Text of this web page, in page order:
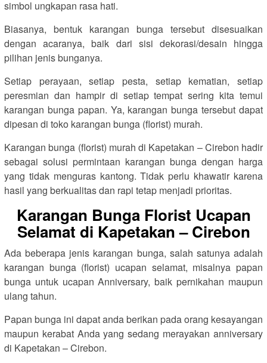
simbol ungkapan rasa hati.
Biasanya, bentuk karangan bunga tersebut disesuaikan
dengan acaranya, baik dari sisi dekorasi/desain hingga
pilihan jenis bunganya.
Setiap perayaan, setiap pesta, setiap kematian, setiap
peresmian dan hampir di setiap tempat sering kita temui
karangan bunga papan. Ya, karangan bunga tersebut dapat
dipesan di toko karangan bunga (florist) murah.
Karangan bunga (florist) murah di Kapetakan – Cirebon hadir
sebagai solusi permintaan karangan bunga dengan harga
yang tidak menguras kantong. Tidak perlu khawatir karena
hasil yang berkualitas dan rapi tetap menjadi prioritas.
Karangan Bunga Florist Ucapan
Selamat di Kapetakan – Cirebon
Ada beberapa jenis karangan bunga, salah satunya adalah
karangan bunga (florist) ucapan selamat, misalnya papan
bunga untuk ucapan Anniversary, baik pernikahan maupun
ulang tahun.
Papan bunga ini dapat anda berikan pada orang kesayangan
maupun kerabat Anda yang sedang merayakan anniversary
di Kapetakan – Cirebon.